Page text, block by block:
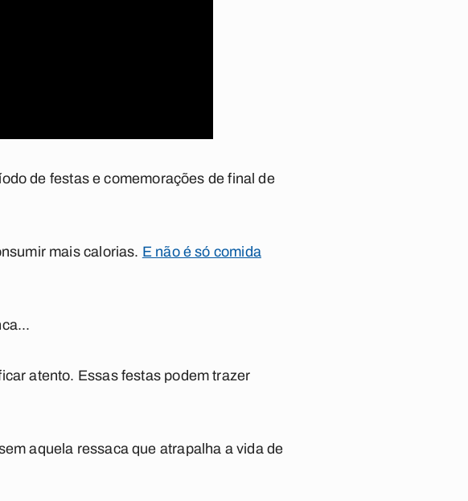
de festas e comemorações de final de
mais calorias. E não é só comida
atento. Essas festas podem trazer
aquela ressaca que atrapalha a vida de